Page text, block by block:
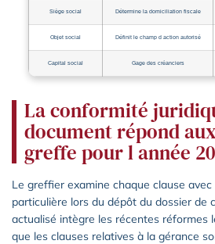
Siège social Détermine la domiciliation fiscale
Objet social Définit le champ d action autorisé
Capital social Gage des créanciers
La conformité
document répond
greffe pour l année
Le greffier examine chaque clause
particulière lors du dépôt du dossier de
actualisé intègre les récentes réformes
que les clauses relatives à la gérance